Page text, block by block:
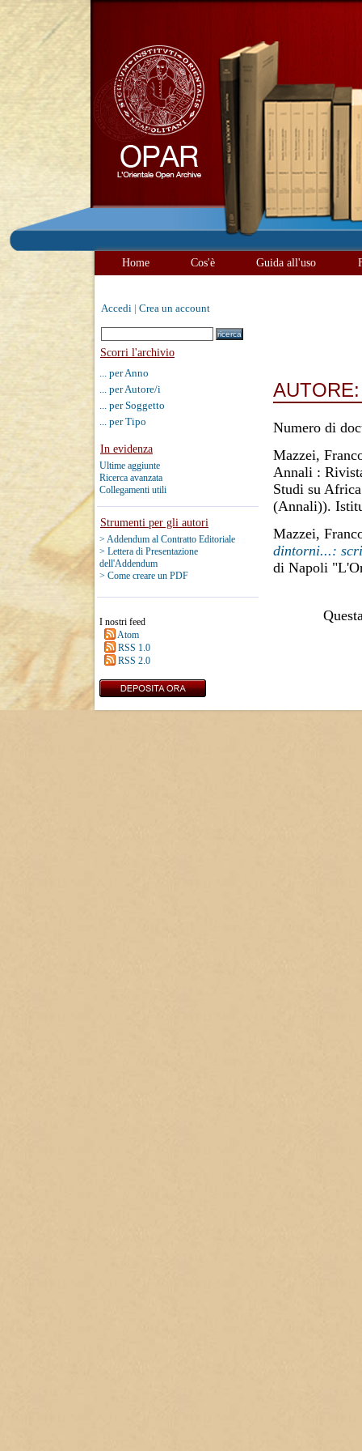
Home Cos'è Guida all'uso
Accedi Crea un account
Scorri l'archivio
... per Anno
... per Autore/i
... per Soggetto
... per Tipo
In evidenza
Ultime aggiunte
Ricerca avanzata
Collegamenti utili
Strumenti per gli autori
> Addendum al Contratto Editoriale
> Lettera di Presentazione
dell'Addendum
> Come creare un PDF
I nostri feed
Atom
RSS 1.0
RSS 2.0
Numero di
Mazzei,
Annali :
Studi su
(Annali)).
Mazzei,
dintorni...:
di Napoli